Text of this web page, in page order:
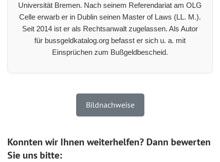
Universität Bremen. Nach seinem Referendariat am OLG
Celle erwarb er in Dublin seinen Master of Laws (LL. M.).
Seit 2014 ist er als Rechtsanwalt zugelassen. Als Autor
für bussgeldkatalog.org befasst er sich u. a. mit
Einsprüchen zum Bußgeldbescheid.
Bildnachweise
Konnten wir Ihnen weiterhelfen? Dann bewerten
Sie uns bitte: